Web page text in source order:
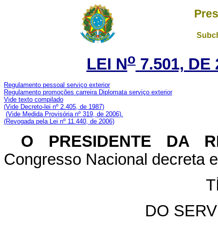
LEI No7.501, DE
Regulamento pessoal serviço exterior
Regulamento promoções carreira Diplomata serviço exterior
Vide texto compilado
(Vide Decreto-lei nº 2.405, de 1987)
(Vide Medida Provisória nº 319, de 2006).
(Revogada pela Lei nº 11.440, de 2006)
O PRESIDENTE DA
Congresso Nacional decreta
DO